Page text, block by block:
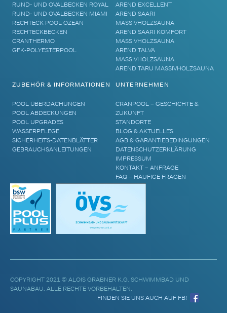
RUND- UND OVALBECKEN ROYAL
RUND- UND OVALBECKEN MIAMI
RECHTECK POOL OZEAN
RECHTECKBECKEN
CRANTHERMO
GFK-POLYESTERPOOL
AREND EXCELLENT
AREND SAARI
MASSIVHOLZSAUNA
AREND SAARI KOMFORT
MASSIVHOLZSAUNA
AREND TALVA
MASSIVHOLZSAUNA
AREND TARU MASSIVHOLZSAUNA
ZUBEHÖR & INFORMATIONEN
POOL ÜBERDACHUNGEN
POOL ABDECKUNGEN
POOL UPGRADES
WASSERPFLEGE
SICHERHEITS-DATENBLÄTTER
GEBRAUCHSANLEITUNGEN
UNTERNEHMEN
CRANPOOL – GESCHICHTE &
ZUKUNFT
STANDORTE
BLOG & AKTUELLES
AGB & GARANTIEBEDINGUNGEN
DATENSCHUTZERKLÄRUNG
IMPRESSUM
KONTAKT – ANFRAGE
FAQ – HÄUFIGE FRAGEN
COPYRIGHT 2021 © ALOIS GRABNER K.G. SCHWIMMBAD UND
SAUNABAU. ALLE RECHTE VORBEHALTEN.
FINDEN SIE UNS AUCH AUF FB!